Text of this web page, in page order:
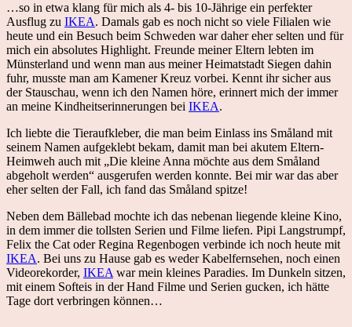
…so in etwa klang für mich als 4- bis 10-Jährige ein perfekter
Ausflug zu IKEA. Damals gab es noch nicht so viele Filialen wie
heute und ein Besuch beim Schweden war daher eher selten und für
mich ein absolutes Highlight. Freunde meiner Eltern lebten im
Münsterland und wenn man aus meiner Heimatstadt Siegen dahin
fuhr, musste man am Kamener Kreuz vorbei. Kennt ihr sicher aus
der Stauschau, wenn ich den Namen höre, erinnert mich der immer
an meine Kindheitserinnerungen bei IKEA.
Ich liebte die Tieraufkleber, die man beim Einlass ins Småland mit
seinem Namen aufgeklebt bekam, damit man bei akutem Eltern-
Heimweh auch mit „Die kleine Anna möchte aus dem Småland
abgeholt werden“ ausgerufen werden konnte. Bei mir war das aber
eher selten der Fall, ich fand das Småland spitze!
Neben dem Bällebad mochte ich das nebenan liegende kleine Kino,
in dem immer die tollsten Serien und Filme liefen. Pipi Langstrumpf,
Felix the Cat oder Regina Regenbogen verbinde ich noch heute mit
IKEA. Bei uns zu Hause gab es weder Kabelfernsehen, noch einen
Videorekorder, IKEA war mein kleines Paradies. Im Dunkeln sitzen,
mit einem Softeis in der Hand Filme und Serien gucken, ich hätte
Tage dort verbringen können…